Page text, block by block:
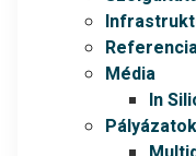
Média
In
Pályázatok